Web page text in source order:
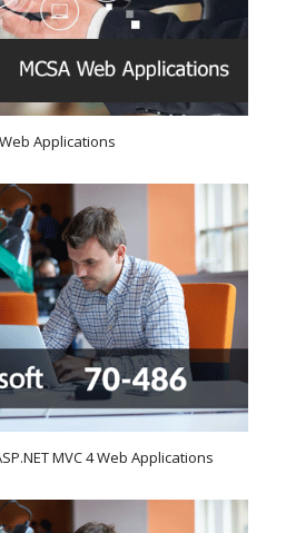
Applications
MVC 4 Web Applications